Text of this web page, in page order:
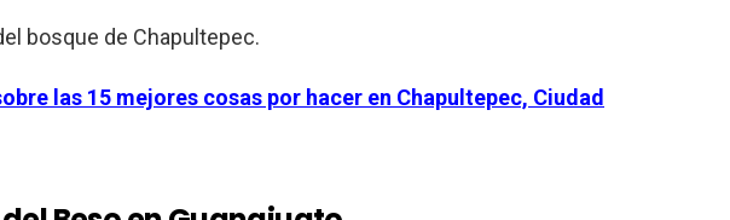
bosque de Chapultepec.
las 15 mejores cosas por hacer en Chapultepec, Ciudad